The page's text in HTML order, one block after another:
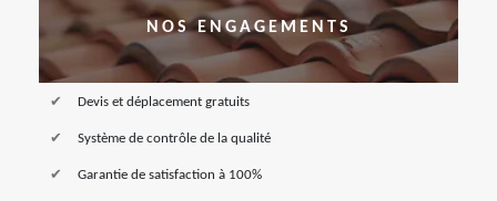
NOS ENGAGEMENTS
Devis et déplacement gratuits
Système de contrôle de la qualité
Garantie de satisfaction à 100%